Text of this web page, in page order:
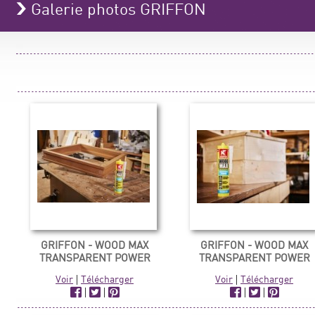
Galerie photos GRIFFON
GRIFFON - WOOD MAX
TRANSPARENT POWER
Voir |Télécharger
|
|
GRIFFON - WOOD MAX
TRANSPARENT POWER
Voir |Télécharger
|
|